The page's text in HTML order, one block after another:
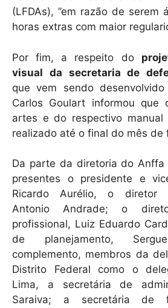
(LFDAs), ”em razão de serem
horas extras com maior
Por fim, a respeito do
visual da secretaria de
que vem sendo
Carlos Goulart informou que
artes e do respectivo manual
realizado até o final do mês de
Da parte da diretoria do Anffa
presentes o presidente e
Ricardo Aurélio, o diretor
Antonio Andrade; o
profissional, Luiz Eduardo
de planejamento,
complemento, membros da
Distrito Federal como o
Lima, a secretária de
Saraiva; a secretária de